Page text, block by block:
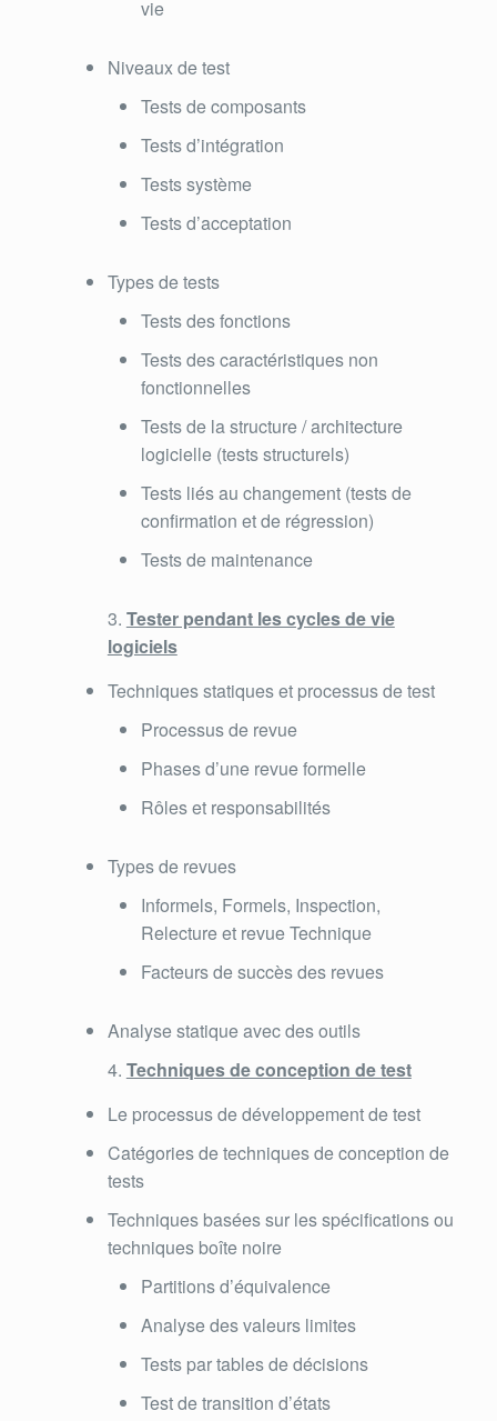
vie
Niveaux de test
Tests de composants
Tests d’intégration
Tests système
Tests d’acceptation
Types de tests
Tests des fonctions
Tests des caractéristiques non
fonctionnelles
Tests de la structure / architecture
logicielle (tests structurels)
Tests liés au changement (tests de
confirmation et de régression)
Tests de maintenance
Tester pendant les cycles de vie
logiciels
Techniques statiques et processus de test
Processus de revue
Phases d’une revue formelle
Rôles et responsabilités
Types de revues
Informels, Formels, Inspection,
Relecture et revue Technique
Facteurs de succès des revues
Analyse statique avec des outils
Techniques de conception de test
Le processus de développement de test
Catégories de techniques de conception de
tests
Techniques basées sur les spécifications ou
techniques boîte noire
Partitions d’équivalence
Analyse des valeurs limites
Tests par tables de décisions
Test de transition d’états